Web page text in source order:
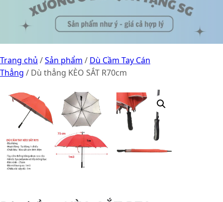
Trang chủ /Sản phẩm / Dù Cầm Tay Cán
Thẳng / Dù thẳng KÈO SẮT R70cm